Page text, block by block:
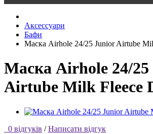
Аксессуари
Бафи
Маска Airhole 24/25 Junior Airtube
Маска Airhole 24/
Airtube Milk Fleece
0 відгуків / Написати відгук